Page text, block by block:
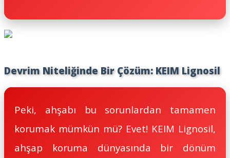
Devrim Niteliğinde Bir Çözüm: KEIM Lignosil
Peki, ahşabı bu sorunlardan tamamen
korumak mümkün mü? Evet! KEIM Lignosil,
ahşap koruma dünyasında bir dönüm